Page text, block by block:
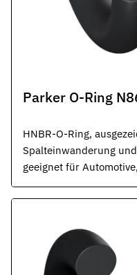
Parker O-Ring
HNBR-O-Ring,
Spalteinwanderung
geeignet für
Transportwesen und